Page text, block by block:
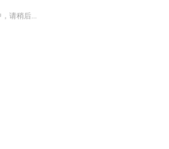
请稍后...